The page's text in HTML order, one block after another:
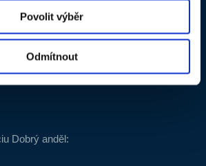
Povolit výběr
Odmítnout
Dobrý anděl: